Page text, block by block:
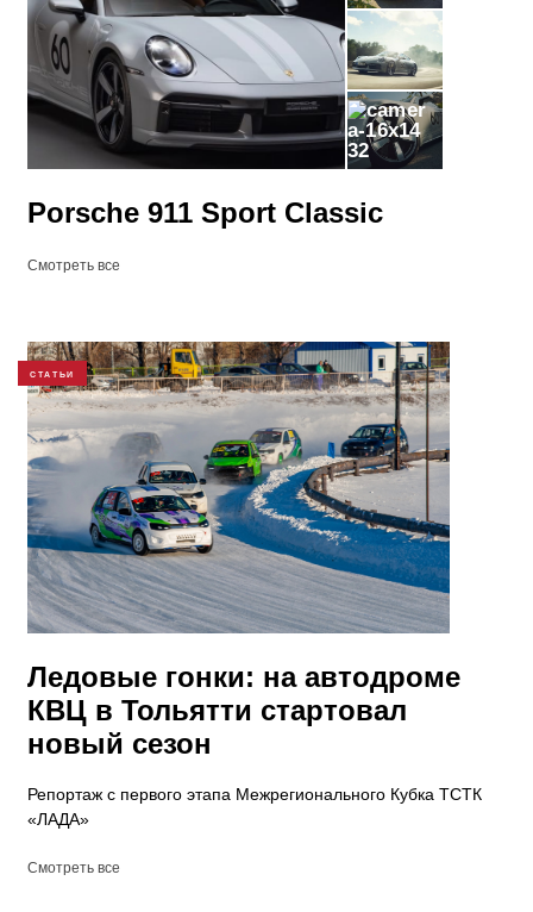
32
Porsche 911 Sport Classic
Смотреть все
СТАТЬИ
Ледовые гонки: на автодроме
КВЦ в Тольятти стартовал
новый сезон
Репортаж с первого этапа Межрегионального Кубка ТСТК
«ЛАДА»
Смотреть все